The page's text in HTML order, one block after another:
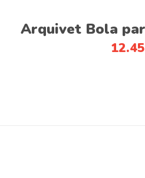
Arquivet Bola
12.45